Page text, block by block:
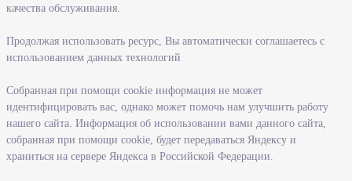
Государственные программы, реализуемые министерством
Службы и учреждения, подведомственные министерству
Поступление на государственную гражданскую службу
Информация
Регистрация в целях поиска работы
Меры государственной поддержки в сфере занятости населения
качества обслуживания.
Продолжая использовать ресурс, Вы автоматически соглашаетесь с
использованием данных технологий
Собранная при помощи cookie информация не может
идентифицировать вас, однако может помочь нам улучшить работу
нашего сайта. Информация об использовании вами данного сайта,
собранная при помощи cookie, будет передаваться Яндексу и
храниться на сервере Яндекса в Российской Федерации.